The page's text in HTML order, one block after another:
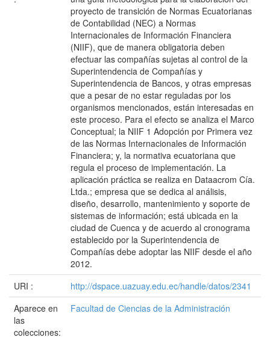
proyecto de transición de Normas Ecuatorianas
de Contabilidad (NEC) a Normas
Internacionales de Información Financiera
(NIIF), que de manera obligatoria deben
efectuar las compañías sujetas al control de la
Superintendencia de Compañías y
Superintendencia de Bancos, y otras empresas
que a pesar de no estar reguladas por los
organismos mencionados, están interesadas en
este proceso. Para el efecto se analiza el Marco
Conceptual; la NIIF 1 Adopción por Primera vez
de las Normas Internacionales de Información
Financiera; y, la normativa ecuatoriana que
regula el proceso de implementación. La
aplicación práctica se realiza en Dataacrom Cía.
Ltda.; empresa que se dedica al análisis,
diseño, desarrollo, mantenimiento y soporte de
sistemas de información; está ubicada en la
ciudad de Cuenca y de acuerdo al cronograma
establecido por la Superintendencia de
Compañías debe adoptar las NIIF desde el año
2012.
URI :
http://dspace.uazuay.edu.ec/handle/datos/2341
Aparece en
las
colecciones:
Facultad de Ciencias de la Administración